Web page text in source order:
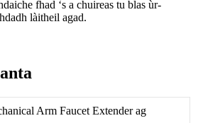
fhad ‘s a chuireas tu blas ùr-
làitheil agad.
Arm Faucet Extender ag